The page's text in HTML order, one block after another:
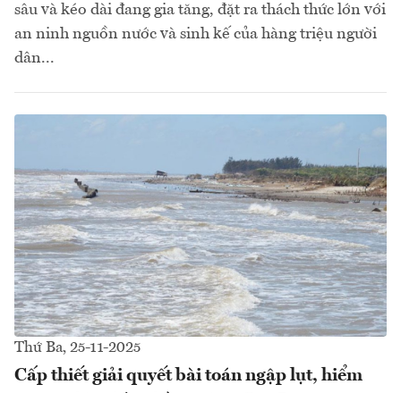
sâu và kéo dài đang gia tăng, đặt ra thách thức lớn với
an ninh nguồn nước và sinh kế của hàng triệu người
dân...
Thứ Ba, 25-11-2025
Cấp thiết giải quyết bài toán ngập lụt, hiểm